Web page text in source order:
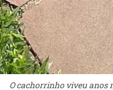
O cachorrinho viveu anos